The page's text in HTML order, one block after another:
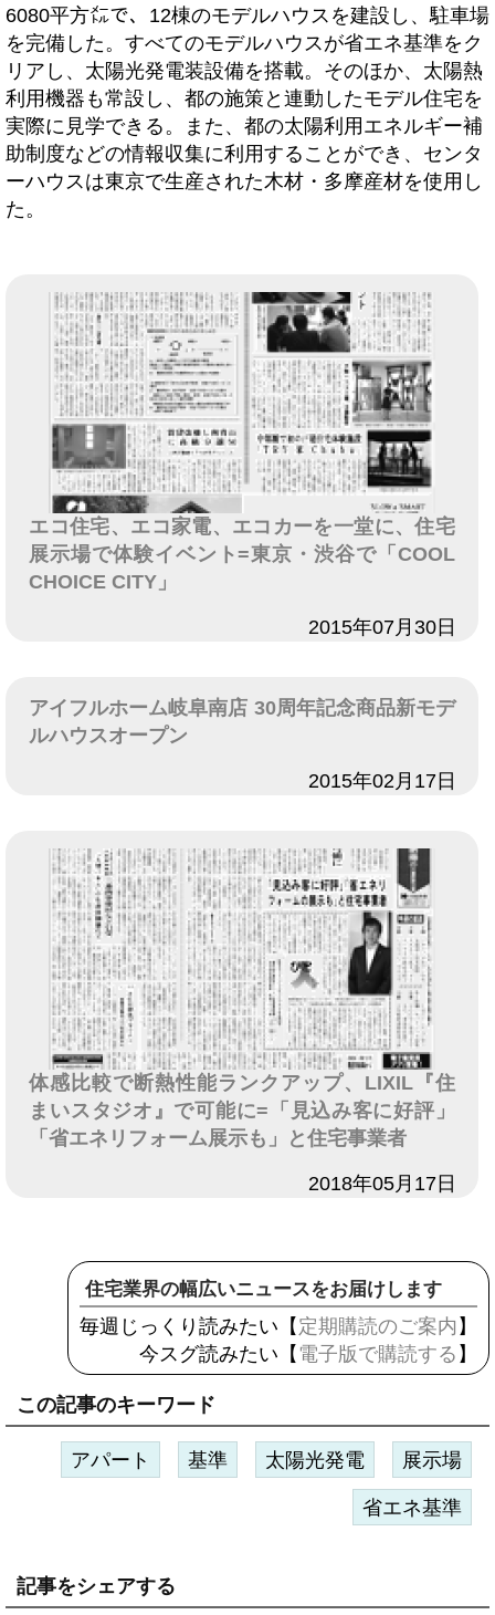
6080平方㍍で、12棟のモデルハウスを建設し、駐車場
を完備した。すべてのモデルハウスが省エネ基準をク
リアし、太陽光発電装設備を搭載。そのほか、太陽熱
利用機器も常設し、都の施策と連動したモデル住宅を
実際に見学できる。また、都の太陽利用エネルギー補
助制度などの情報収集に利用することができ、センタ
ーハウスは東京で生産された木材・多摩産材を使用し
た。
エコ住宅、エコ家電、エコカーを一堂に、住宅
展示場で体験イベント=東京・渋谷で「COOL
CHOICE CITY」
2015年07月30日
アイフルホーム岐阜南店 30周年記念商品新モデ
ルハウスオープン
2015年02月17日
体感比較で断熱性能ランクアップ、LIXIL『住
まいスタジオ』で可能に=「見込み客に好評」
「省エネリフォーム展示も」と住宅事業者
2018年05月17日
住宅業界の幅広いニュースをお届けします
毎週じっくり読みたい【 定期購読のご案内 】
今スグ読みたい【 電子版で購読する 】
この記事のキーワード
アパート 基準 太陽光発電 展示場
省エネ基準
記事をシェアする